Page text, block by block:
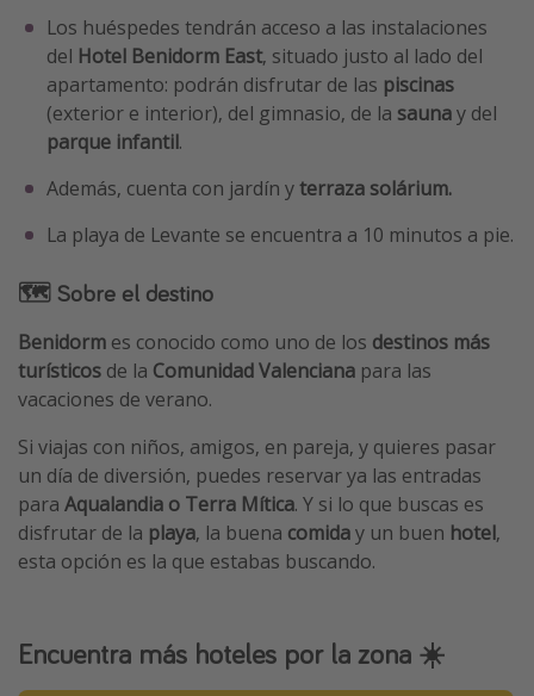
Los huéspedes tendrán acceso a las instalaciones
del Hotel Benidorm East, situado justo al lado del
apartamento: podrán disfrutar de las piscinas
(exterior e interior), del gimnasio, de la saunay del
parque infantil.
Además, cuenta con jardín yterraza solárium.
La playa de Levante se encuentra a 10 minutos a pie.
🗺 Sobre el destino
Benidorm es conocido como uno de los destinos más
turísticos de la Comunidad Valenciana para las
vacaciones de verano.
Si viajas con niños, amigos, en pareja, y quieres pasar
un día de diversión, puedes reservar ya las entradas
para Aqualandia o Terra Mítica. Y si lo que buscas es
disfrutar de la playa, la buena comiday un buen hotel,
esta opción es la que estabas buscando.
Encuentra más hoteles por la zona ☀️